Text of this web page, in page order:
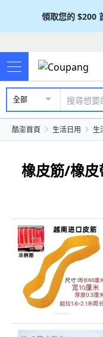
領取您的 $200
全部
酷澎首頁 生活日用 生
橡皮筋/橡皮